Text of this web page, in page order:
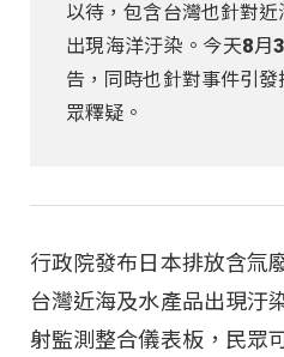
以待，包含台灣也針對
出現海洋汙染。今天8月
告，同時也針對事件引
眾釋疑。
行政院發布日本排放含氚
台灣近海及水產品出現汙
射監測整合儀表板，民眾